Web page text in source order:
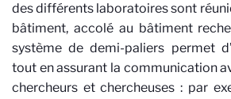
des différents laboratoires sont
bâtiment, accolé au bâtiment
système de demi-paliers permet
tout en assurant la communication
chercheurs et chercheuses : par